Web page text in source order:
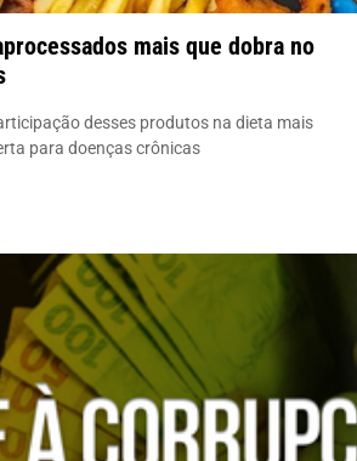
mais que dobra no
desses produtos na dieta mais
para doenças crônicas